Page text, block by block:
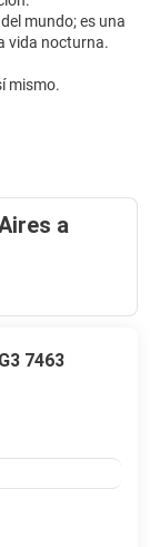
mundo; es una
vida nocturna.
mismo.
a
7463